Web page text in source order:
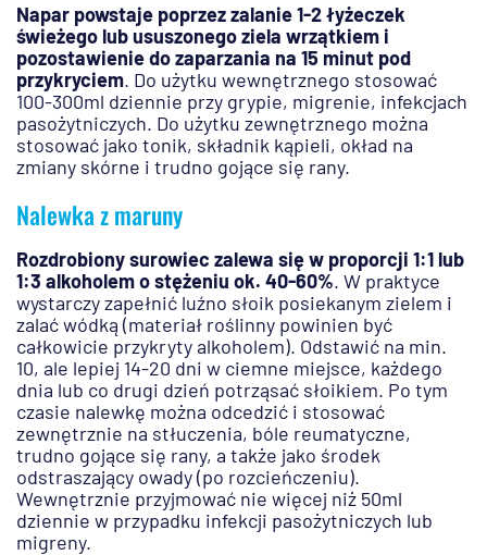
Napar powstaje poprzez zalanie 1-2 łyżeczek
świeżego lub ususzonego ziela wrzątkiem i
pozostawienie do zaparzania na 15 minut pod
przykryciem. Do użytku wewnętrznego stosować
100-300ml dziennie przy grypie, migrenie, infekcjach
pasożytniczych. Do użytku zewnętrznego można
stosować jako tonik, składnik kąpieli, okład na
zmiany skórne i trudno gojące się rany.
Nalewka z maruny
Rozdrobiony surowiec zalewa się w proporcji 1:1 lub
1:3 alkoholem o stężeniu ok. 40-60%. W praktyce
wystarczy zapełnić luźno słoik posiekanym zielem i
zalać wódką (materiał roślinny powinien być
całkowicie przykryty alkoholem). Odstawić na min.
10, ale lepiej 14-20 dni w ciemne miejsce, każdego
dnia lub co drugi dzień potrząsać słoikiem. Po tym
czasie nalewkę można odcedzić i stosować
zewnętrznie na stłuczenia, bóle reumatyczne,
trudno gojące się rany, a także jako środek
odstraszający owady (po rozcieńczeniu).
Wewnętrznie przyjmować nie więcej niż 50ml
dziennie w przypadku infekcji pasożytniczych lub
migreny.